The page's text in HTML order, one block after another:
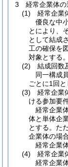
3 経常企業体の
(1) 経常企業
優良な中
とにより、
として結成
工の確保を
対象とする。
(2) 結成回数
同一構成
ごとに1回
(3) 経常企業
ける参加要
経常企業
体と単体企
とする。た
企業体の場
経常企業
(4) 経常企業
経常企業